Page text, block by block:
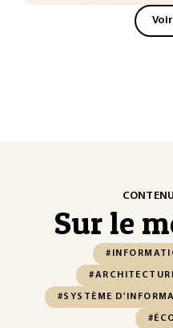
Sur le
#SYSTÈME